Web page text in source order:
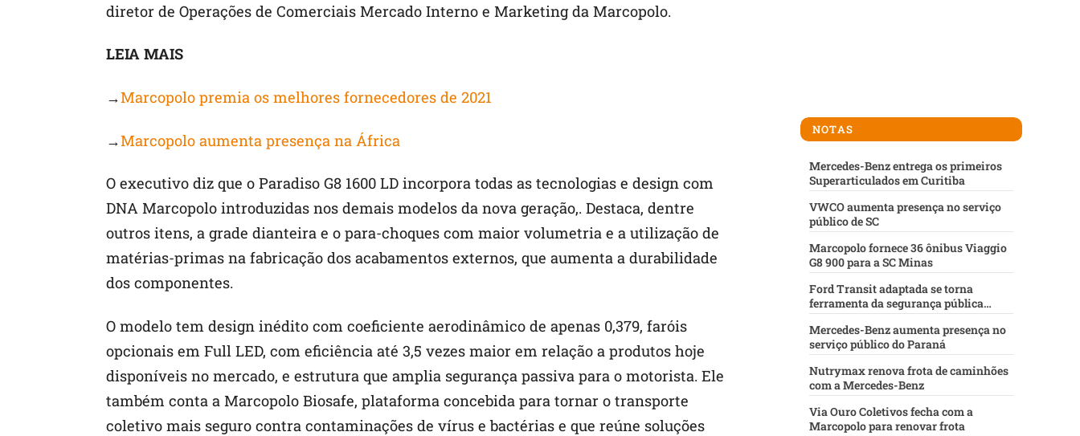
diretor de Operações de Comerciais Mercado Interno e Marketing da Marcopolo.
LEIA MAIS
→Marcopolo premia os melhores fornecedores de 2021
→Marcopolo aumenta presença na África
O executivo diz que o Paradiso G8 1600 LD incorpora todas as tecnologias e design com
DNA Marcopolo introduzidas nos demais modelos da nova geração,. Destaca, dentre
outros itens, a grade dianteira e o para-choques com maior volumetria e a utilização de
matérias-primas na fabricação dos acabamentos externos, que aumenta a durabilidade
dos componentes.
O modelo tem design inédito com coeficiente aerodinâmico de apenas 0,379, faróis
opcionais em Full LED, com eficiência até 3,5 vezes maior em relação a produtos hoje
disponíveis no mercado, e estrutura que amplia segurança passiva para o motorista. Ele
também conta a Marcopolo Biosafe, plataforma concebida para tornar o transporte
coletivo mais seguro contra contaminações de vírus e bactérias e que reúne soluções
NOTAS
Mercedes-Benz entrega os primeiros
Superarticulados em Curitiba
VWCO aumenta presença no serviço
público de SC
Marcopolo fornece 36 ônibus Viaggio
G8 900 para a SC Minas
Ford Transit adaptada se torna
ferramenta da segurança pública
baiana
Mercedes-Benz aumenta presença no
serviço público do Paraná
Nutrymax renova frota de caminhões
com a Mercedes-Benz
Via Ouro Coletivos fecha com a
Marcopolo para renovar frota